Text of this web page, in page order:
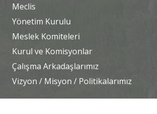
Meclis
Yönetim Kurulu
Meslek Komiteleri
Kurul ve Komisyonlar
Çalışma Arkadaşlarımız
Vizyon / Misyon / Politikalarımız